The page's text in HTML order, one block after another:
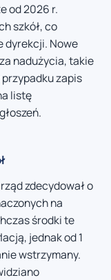
od 2026 r.
szkół, co
dyrekcji. Nowe
nadużycia, takie
zapis
listę
zdecydował o
na
środki te
jednak od 1
wstrzymany.